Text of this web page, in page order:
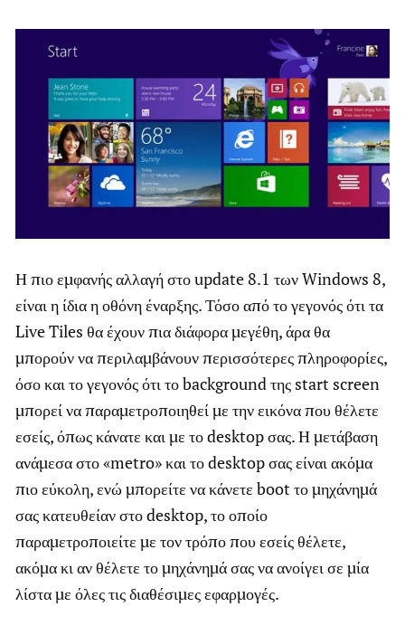
Η πιο εμφανής αλλαγή στο update 8.1 των Windows 8,
είναι η ίδια η οθόνη έναρξης. Τόσο από το γεγονός ότι τα
Live Tiles θα έχουν πια διάφορα μεγέθη, άρα θα
μπορούν να περιλαμβάνουν περισσότερες πληροφορίες,
όσο και το γεγονός ότι το background της start screen
μπορεί να παραμετροποιηθεί με την εικόνα που θέλετε
εσείς, όπως κάνατε και με το desktop σας. Η μετάβαση
ανάμεσα στο «metro» και το desktop σας είναι ακόμα
πιο εύκολη, ενώ μπορείτε να κάνετε boot το μηχάνημά
σας κατευθείαν στο desktop, το οποίο
παραμετροποιείτε με τον τρόπο που εσείς θέλετε,
ακόμα κι αν θέλετε το μηχάνημά σας να ανοίγει σε μία
λίστα με όλες τις διαθέσιμες εφαρμογές.